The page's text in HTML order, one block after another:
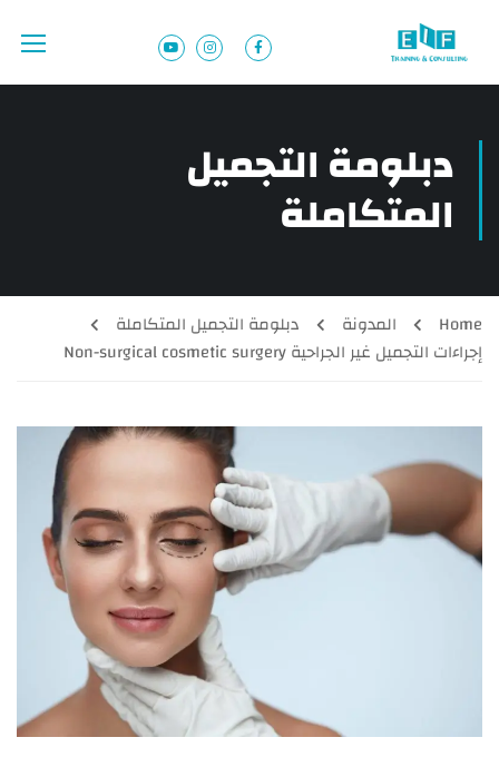
دبلومة التجميل
المتكاملة
Home المدونة
دبلومة التجميل المتكاملة
إجراءات التجميل غير الجراحية Non-surgical cosmetic surgery